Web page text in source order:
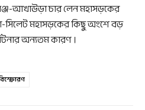
আখাউড়া চার লেন মহাসড়কের
সিলেট মহাসড়কের কিছু অংশে বড়
অন্যতম কারণ ।